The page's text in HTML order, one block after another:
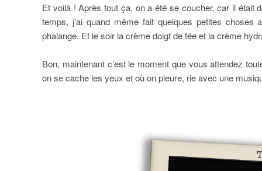
Et voilà ! Après tout ça, on a été se coucher, car il était
temps, j’ai quand même fait quelques petites
phalange. Et le soir la crème doigt de fée et la crème
Bon, maintenant c’est le moment que vous attendez
on se cache les yeux et où on pleure, rie avec une